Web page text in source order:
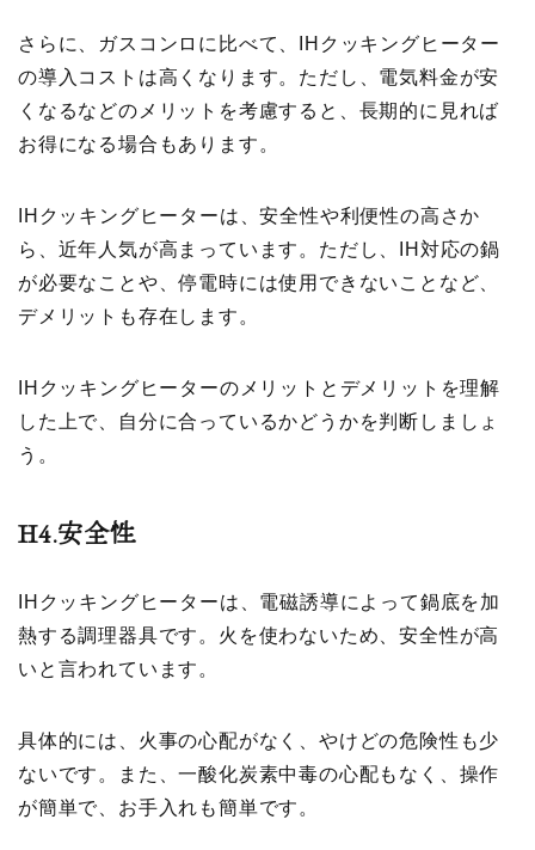
さらに、ガスコンロに比べて、IHクッキングヒーター
の導入コストは高くなります。ただし、電気料金が安
くなるなどのメリットを考慮すると、長期的に見れば
お得になる場合もあります。
IHクッキングヒーターは、安全性や利便性の高さか
ら、近年人気が高まっています。ただし、IH対応の鍋
が必要なことや、停電時には使用できないことなど、
デメリットも存在します。
IHクッキングヒーターのメリットとデメリットを理解
した上で、自分に合っているかどうかを判断しましょ
う。
H4.安全性
IHクッキングヒーターは、電磁誘導によって鍋底を加
熱する調理器具です。火を使わないため、安全性が高
いと言われています。
具体的には、火事の心配がなく、やけどの危険性も少
ないです。また、一酸化炭素中毒の心配もなく、操作
が簡単で、お手入れも簡単です。